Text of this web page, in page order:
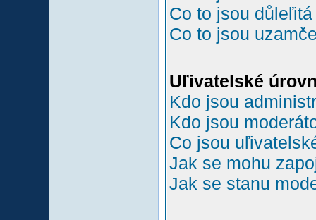
Co to jsou
Co to jsou
Uľivatelské
Kdo jsou
Kdo jsou
Co jsou
Jak se mohu
Jak se stanu